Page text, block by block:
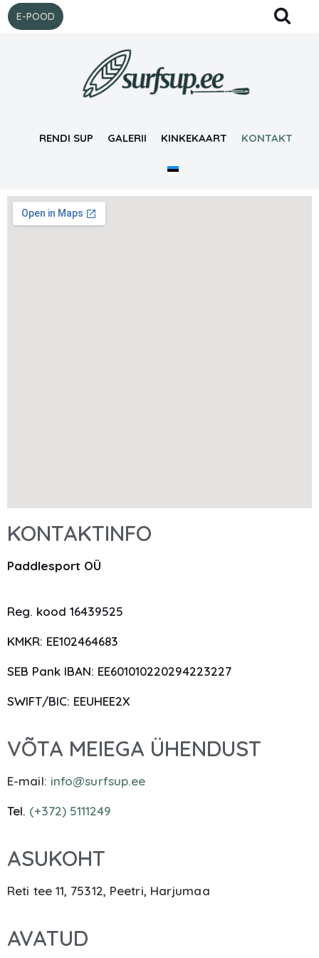
E-POOD
RENDI SUP GALERII KINKEKAART KONTAKT
KONTAKTINFO
Paddlesport OÜ
Reg. kood 16439525
KMKR: EE102464683
SEB Pank IBAN: EE601010220294223227
SWIFT/BIC: EEUHEE2X
VÕTA MEIEGA ÜHENDUST
E-mail: info@surfsup.ee
Tel. (+372) 5111249
ASUKOHT
Reti tee 11, 75312, Peetri, Harjumaa
AVATUD